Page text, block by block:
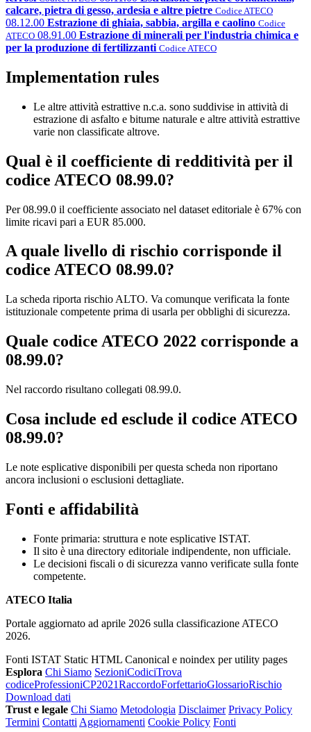
calcare, pietra di gesso, ardesia e altre pietre Codice ATECO
08.12.00 Estrazione di ghiaia, sabbia, argilla e caolino Codice
ATECO 08.91.00 Estrazione di minerali per l'industria chimica e
per la produzione di fertilizzanti Codice ATECO
Implementation rules
Le altre attività estrattive n.c.a. sono suddivise in attività di
estrazione di asfalto e bitume naturale e altre attività estrattive
varie non classificate altrove.
Qual è il coefficiente di redditività per il
codice ATECO 08.99.0?
Per 08.99.0 il coefficiente associato nel dataset editoriale è 67% con
limite ricavi pari a EUR 85.000.
A quale livello di rischio corrisponde il
codice ATECO 08.99.0?
La scheda riporta rischio ALTO. Va comunque verificata la fonte
istituzionale competente prima di usarla per obblighi di sicurezza.
Quale codice ATECO 2022 corrisponde a
08.99.0?
Nel raccordo risultano collegati 08.99.0.
Cosa include ed esclude il codice ATECO
08.99.0?
Le note esplicative disponibili per questa scheda non riportano
ancora inclusioni o esclusioni dettagliate.
Fonti e affidabilità
Fonte primaria: struttura e note esplicative ISTAT.
Il sito è una directory editoriale indipendente, non ufficiale.
Le decisioni fiscali o di sicurezza vanno verificate sulla fonte
competente.
ATECO Italia
Portale aggiornato ad aprile 2026 sulla classificazione ATECO
2026.
Fonti ISTAT Static HTML Canonical e noindex per utility pages
Esplora Chi Siamo SezioniCodiciTrova
codiceProfessioniCP2021RaccordoForfettarioGlossarioRischio
Download dati
Trust e legale Chi Siamo Metodologia Disclaimer Privacy Policy
Termini Contatti Aggiornamenti Cookie Policy Fonti